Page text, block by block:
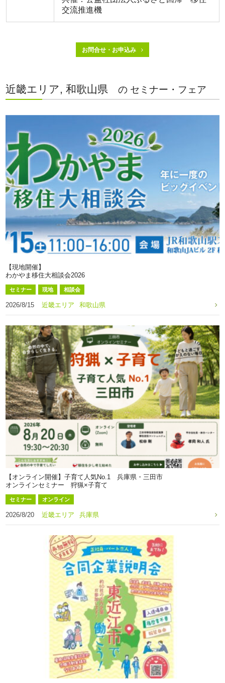
交流推進機
お問合せ・お申込み
近畿エリア, 和歌山県 の セミナー・フェア
【現地開催】
わかやま移住大相談会2026
セミナー 現地 相談会
2026/8/15 近畿エリア 和歌山県
【オンライン開催】子育て人気No.1 兵庫県・三田市
オンラインセミナー 狩猟×子育て
セミナー オンライン
2026/8/20 近畿エリア 兵庫県